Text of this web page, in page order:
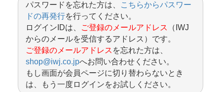
パスワードを忘れた方は、
こちらからパスワー
ドの再発行を行ってください。
ログインIDは、
ご登録のメールアドレス
（IWJ
からのメールを受信するアドレス）です。
ご登録のメールアドレス を忘れた方は、
shop@iwj.co.jpへお問い合わせください。
もし画面が会員ページに切り替わらないとき
は、もう一度ログインをお試しください。